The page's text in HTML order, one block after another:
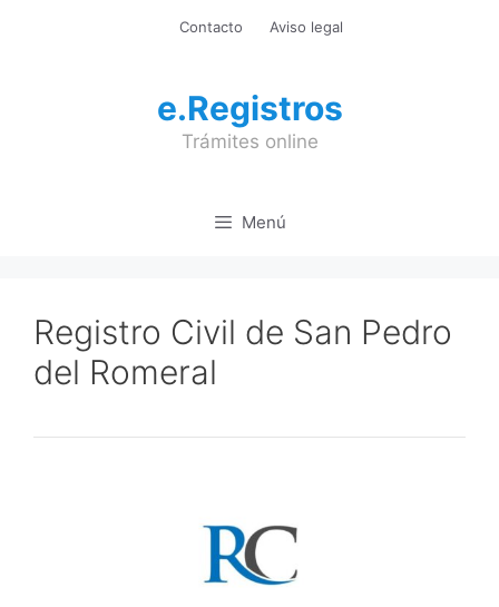
Contacto Aviso legal
e.Registros
Trámites online
Menú
Registro Civil de San Pedro
del Romeral